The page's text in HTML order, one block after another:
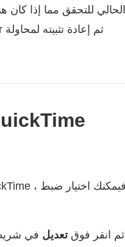
الحالي للتحقق مما إذا
. قم بتشغيل QuickTime Player على نظام Mac ثم انقر فوقتعديل في شريط